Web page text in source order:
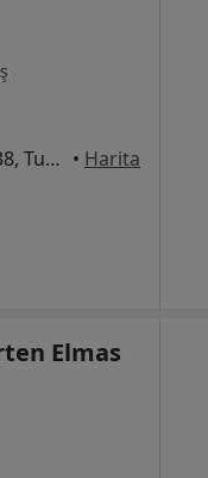
Yıldırım Mahallesi Gar Sokak No:38, Turgutlu • Harita
Elmas